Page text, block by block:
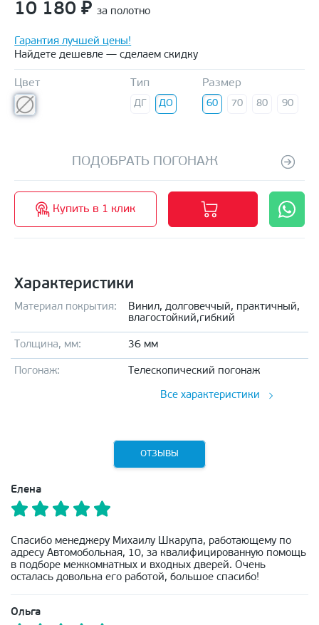
10 180 ₽ за полотно
Гарантия лучшей цены!
Найдете дешевле — сделаем скидку
Цвет Тип
ДГ ДО
Размер
60 70 80 90
ПОДОБРАТЬ ПОГОНАЖ
Купить в 1 клик
Характеристики
Материал покрытия:
Винил, долговеччый, практичный,
влагостойкий,гибкий
Толщина, мм: 36 мм
Погонаж: Телескопический погонаж
Все характеристики
ОТЗЫВЫ
Елена
Спасибо менеджеру Михаилу Шкарупа, работающему по
адресу Автомобольная, 10, за квалифицированную помощь
в подборе межкомнатных и входных дверей. Очень
осталась довольна его работой, большое спасибо!
Ольга